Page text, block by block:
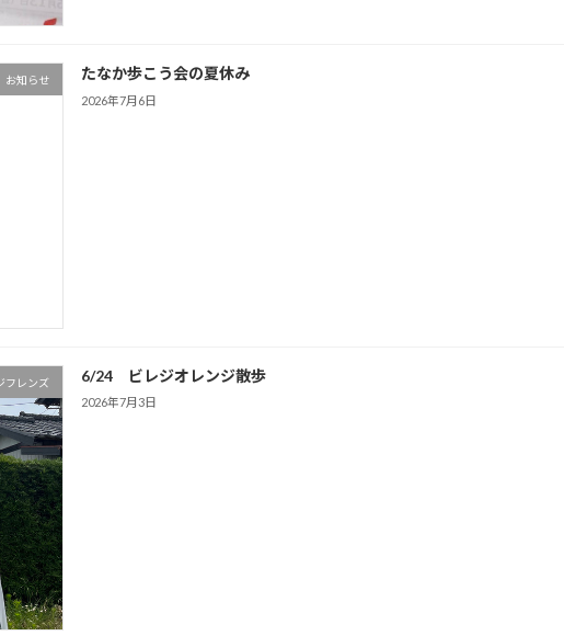
お知らせ たなか歩こう会の夏休み
2026年7月6日
フレンズ 6/24 ビレジオレンジ散歩
2026年7月3日